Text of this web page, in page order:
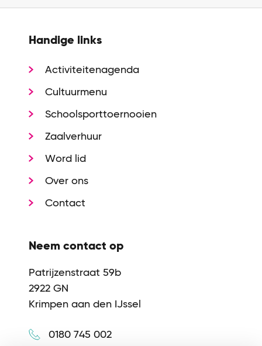
Handige links
Activiteitenagenda
Cultuurmenu
Schoolsporttoernooien
Zaalverhuur
Word lid
Over ons
Contact
Neem contact op
Patrijzenstraat 59b
2922 GN
Krimpen aan den IJssel
0180 745 002